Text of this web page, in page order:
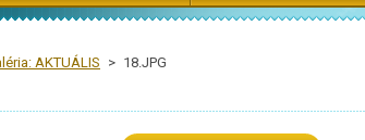
AKTUÁLIS > 18.JPG